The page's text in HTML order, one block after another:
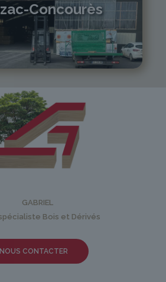
Concourès
05 81 55 83 89
sa.fr
GABRIEL
Bois et Dérivés
NOUS CONTACTER